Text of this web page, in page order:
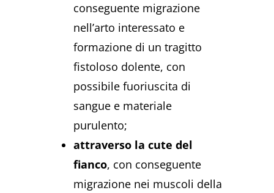
conseguente migrazione
nell’arto interessato e
formazione di un tragitto
fistoloso dolente, con
possibile fuoriuscita di
sangue e materiale
purulento;
attraverso la cute del
fianco, con conseguente
migrazione nei muscoli della